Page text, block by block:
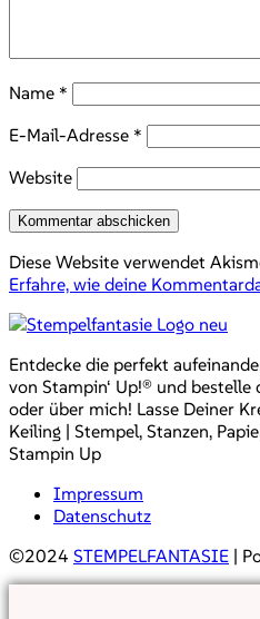
Name *
E-Mail-Adresse *
Website
Diese Website verwendet
Erfahre, wie deine
Entdecke die perfekt
von Stampin‘ Up!® und
oder über mich! Lasse Deiner
Keiling | Stempel, Stanzen,
Stampin Up
Impressum
Datenschutz
©2024 STEMPELFANTASIE |